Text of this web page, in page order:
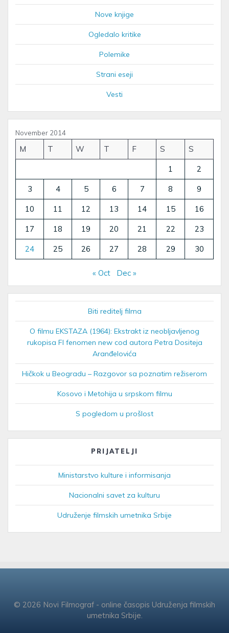
Nove knjige
Ogledalo kritike
Polemike
Strani eseji
Vesti
November 2014
M T W T F S S
1 2
3 4 5 6 7 8 9
10 11 12 13 14 15 16
17 18 19 20 21 22 23
24 25 26 27 28 29 30
« Oct Dec »
Biti reditelj filma
O filmu EKSTAZA (1964): Ekstrakt iz neobljavljenog
rukopisa FI fenomen new cod autora Petra Dositeja
Aranđelovića
Hičkok u Beogradu – Razgovor sa poznatim režiserom
Kosovo i Metohija u srpskom filmu
S pogledom u prošlost
PRIJATELJI
Ministarstvo kulture i informisanja
Nacionalni savet za kulturu
Udruženje filmskih umetnika Srbije
© 2026 Novi Filmograf - online časopis Udruženja filmskih
umetnika Srbije.